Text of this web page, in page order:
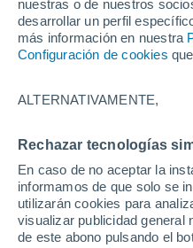
nuestras o de nuestros
desarrollar un perfil
más información en nuestra
Configuración de cookies
ALTERNATIVAMENTE,
Rechazar tecnologías
En caso de no aceptar la
informamos de que solo se
utilizarán cookies para
visualizar publicidad general
de este abono pulsando el
Hoy, 8 agosto